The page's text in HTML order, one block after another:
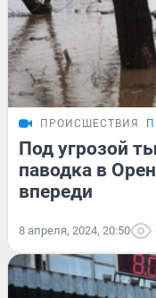
ПРОИСШЕСТВИЯ
Под угрозой
паводка в
впереди
8 апреля, 2024, 20:50